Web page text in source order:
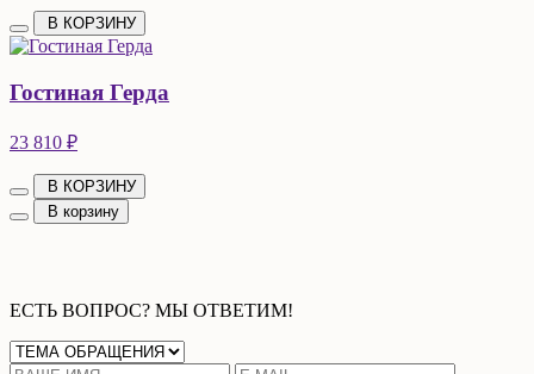
В КОРЗИНУ
Гостиная Герда
23 810 ₽
В КОРЗИНУ
В корзину
ЕСТЬ ВОПРОС? МЫ ОТВЕТИМ!